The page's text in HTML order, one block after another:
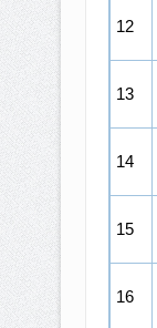
12
13
14
15
16